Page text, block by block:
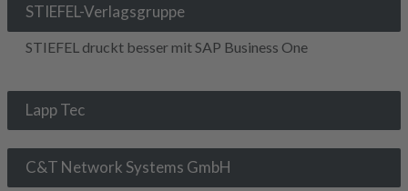
STIEFEL-Verlagsgruppe
STIEFEL druckt besser mit SAP Business One
Lapp Tec
C&T Network Systems GmbH